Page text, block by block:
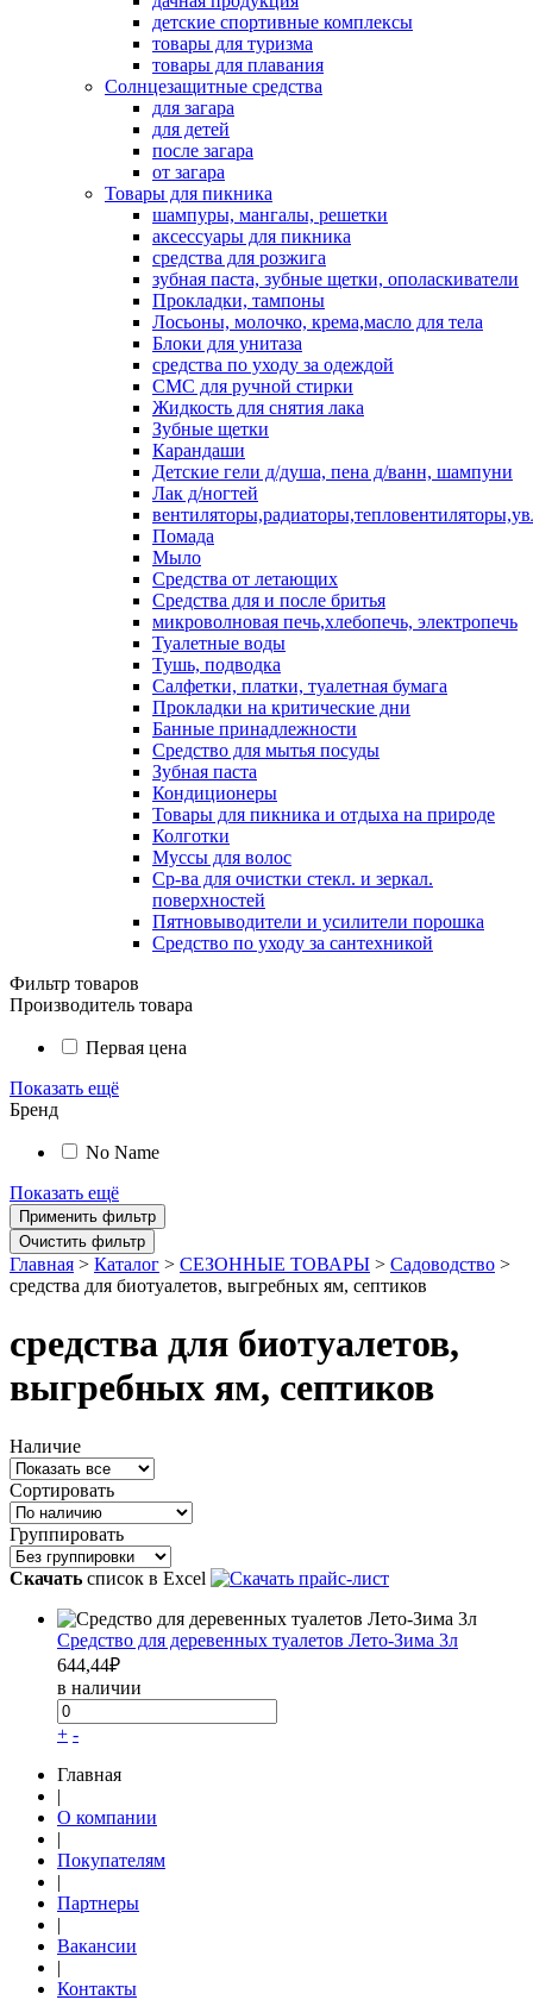
детские спортивные комплексы
товары для туризма
товары для плавания
Солнцезащитные средства
для загара
для детей
после загара
от загара
Товары для пикника
шампуры, мангалы, решетки
аксессуары для пикника
средства для розжига
зубная паста, зубные щетки, ополаскиватели
Прокладки, тампоны
Лосьоны, молочко, крема,масло для тела
Блоки для унитаза
средства по уходу за одеждой
СМС для ручной стирки
Жидкость для снятия лака
Зубные щетки
Карандаши
Детские гели д/душа, пена д/ванн, шампуни
Лак д/ногтей
Помада
Мыло
Средства от летающих
Средства для и после бритья
микроволновая печь,хлебопечь, электропечь
Туалетные воды
Тушь, подводка
Салфетки, платки, туалетная бумага
Прокладки на критические дни
Банные принадлежности
Средство для мытья посуды
Зубная паста
Кондиционеры
Товары для пикника и отдыха на природе
Колготки
Муссы для волос
Ср-ва для очистки стекл. и зеркал.
поверхностей
Пятновыводители и усилители порошка
Средство по уходу за сантехникой
Фильтр товаров
Производитель товара
Первая цена
Показать ещё
Бренд
No Name
Показать ещё
Главная > Каталог > СЕЗОННЫЕ ТОВАРЫ > Садоводство >
средства для биотуалетов, выгребных ям, септиков
средства для биотуалетов,
выгребных ям, септиков
Наличие
Сортировать
Группировать
Скачать список в Excel
Средство для деревенных туалетов Лето-Зима 3л
644,44₽
в наличии
+ -
Главная
|
О компании
|
Покупателям
|
Партнеры
|
Вакансии
|
Контакты